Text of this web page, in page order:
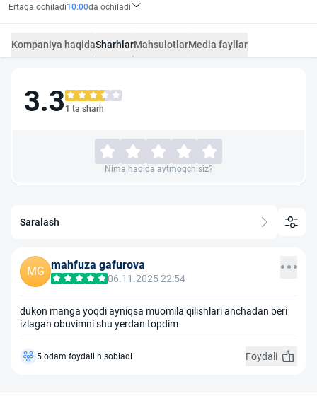
Ertaga ochiladi10:00da ochiladi
Kompaniya haqidaSharhlarMahsulotlarMedia fayllar
3.3 1 ta sharh
Nima haqida aytmoqchisiz?
Saralash
MG mahfuza gafurova
06.11.2025 22:54
dukon manga yoqdi ayniqsa muomila qilishlari anchadan beri
izlagan obuvimni shu yerdan topdim
Foydali
5 odam foydali hisobladi